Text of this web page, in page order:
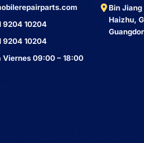
9204 10204
9204 10204
Viernes 09:00 – 18:00
Bin Jiang
Haizhu,